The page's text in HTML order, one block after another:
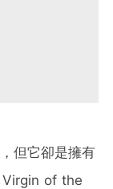
但它卻是擁有
Virgin of the